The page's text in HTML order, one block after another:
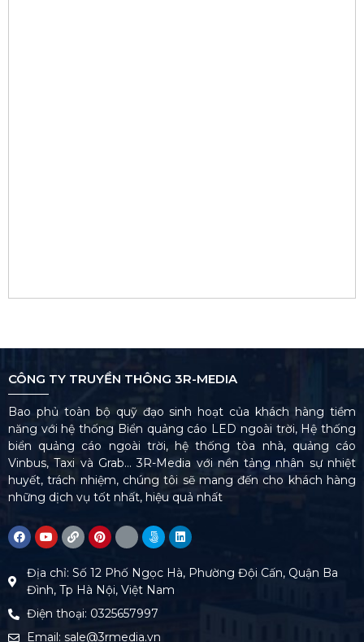
CÔNG TY TRUYỀN THÔNG 3R-MEDIA
Bao phủ toàn bộ quỹ đạo sinh hoạt của khách hàng tiềm
năng với hệ thống Biển quảng cáo LED ngoài trời, Hệ thống
biển quảng cáo ngoài trời, hệ thống tòa nhà, quảng cáo
Vinbus, Taxi và Grab… 3R-Media với nền tảng nhân sự nhiệt
huyết, trách nhiệm, chúng tôi sẽ mang đến cho khách hàng
những dịch vụ tốt nhất, hiệu quả nhất
Địa chỉ: Số 12 Phố Ngọc Hà, Phường Đội Cấn, Quận Ba
Đình, Tp Hà Nội, Việt Nam
Điện thoại: 0325657997
Email: sale@3rmedia.vn